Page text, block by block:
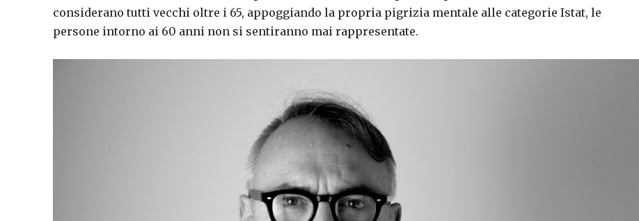
considerano tutti vecchi oltre i 65, appoggiando la propria pigrizia mentale alle categorie Istat, le
persone intorno ai 60 anni non si sentiranno mai rappresentate.